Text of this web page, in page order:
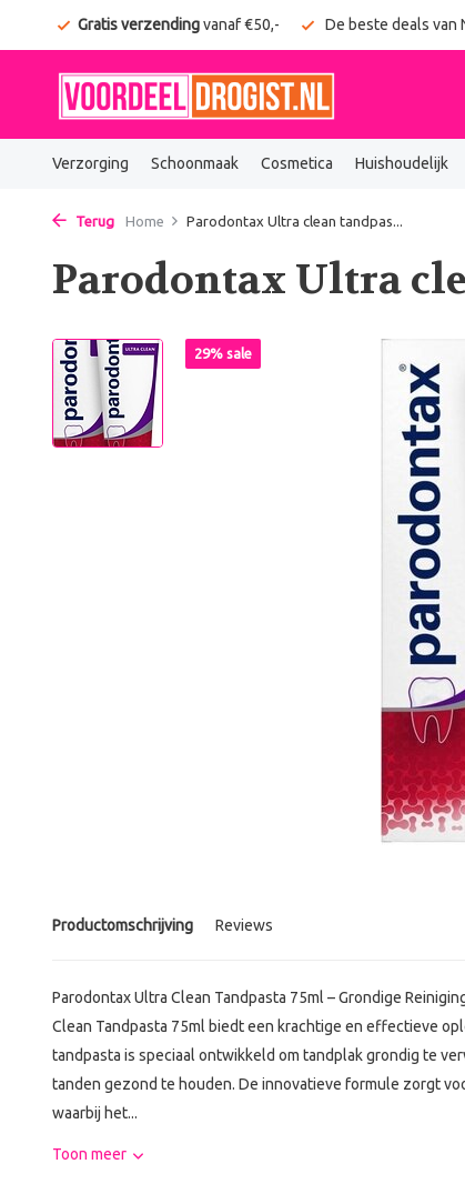
Gratis verzendingvanaf €50,- De beste deals van
Verzorging Schoonmaak Cosmetica Huishoudelijk
Terug Home Parodontax Ultra clean tandpas...
Parodontax Ultra
29% sale
Productomschrijving Reviews
Parodontax Ultra Clean Tandpasta 75ml – Grondige
Clean Tandpasta 75ml biedt een krachtige en effectieve
tandpasta is speciaal ontwikkeld om tandplak grondig te
tanden gezond te houden. De innovatieve formule zorgt
waarbij het...
Toon meer